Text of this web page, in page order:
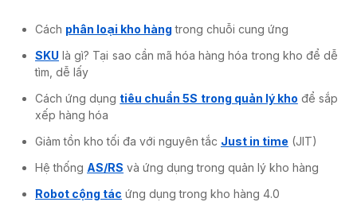
Cách phân loại kho hàng trong chuỗi cung ứng
SKU là gì? Tại sao cần mã hóa hàng hóa trong kho để dễ
tìm, dễ lấy
Cách ứng dụng tiêu chuẩn 5S trong quản lý kho để sắp
xếp hàng hóa
Giảm tồn kho tối đa với nguyên tắc Just in time (JIT)
Hệ thống AS/RS và ứng dụng trong quản lý kho hàng
Robot cộng tác ứng dụng trong kho hàng 4.0